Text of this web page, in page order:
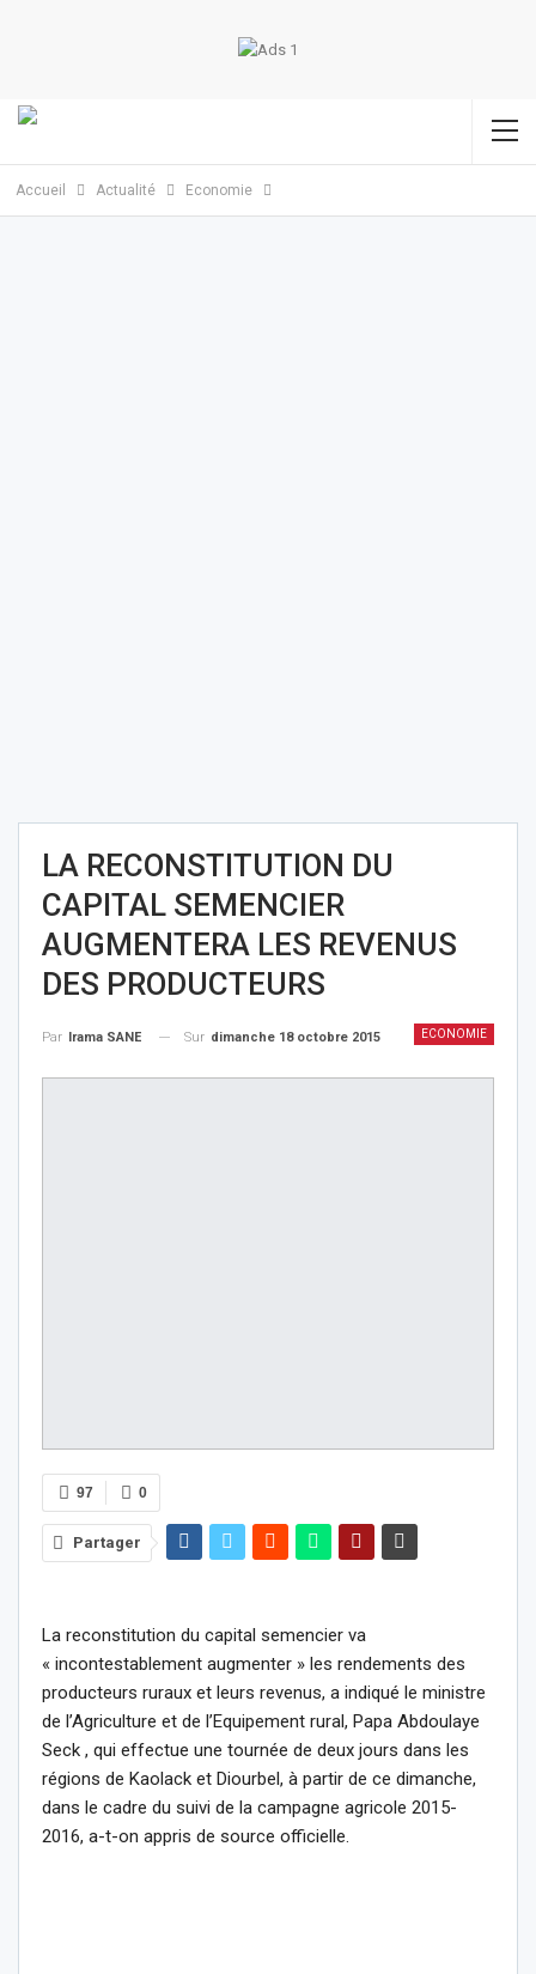
Accueil Actualité Economie
LA RECONSTITUTION DU
CAPITAL SEMENCIER
AUGMENTERA LES REVENUS
DES PRODUCTEURS
ECONOMIE
Par Irama SANE Sur dimanche 18 octobre 2015
0
97
Partager
La reconstitution du capital semencier va
« incontestablement augmenter » les rendements des
producteurs ruraux et leurs revenus, a indiqué le ministre
de l’Agriculture et de l’Equipement rural, Papa Abdoulaye
Seck , qui effectue une tournée de deux jours dans les
régions de Kaolack et Diourbel, à partir de ce dimanche,
dans le cadre du suivi de la campagne agricole 2015-
2016, a-t-on appris de source officielle.